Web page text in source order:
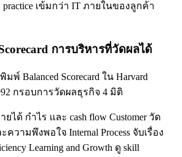
เข้มกว่า IT ภายในของลูกค้า
การบริหารที่วัดผลได้
พ์ Balanced Scorecard ใน Harvard
กรอบการวัดผลธุรกิจ 4 มิติ
ได้ กำไร และ cash flow Customer วัด
ความพึงพอใจ Internal Process จับเรื่อง
Learning and Growth ดู skill